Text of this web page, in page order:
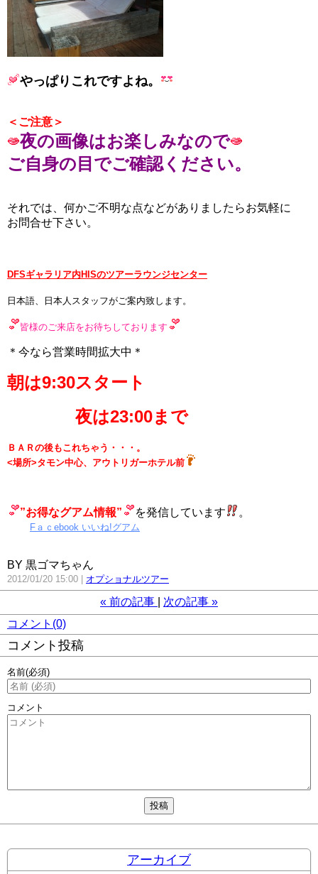
やっぱりこれですよね。
＜ご注意＞
夜の画像はお楽しみなので
ご自身の目でご確認ください。
それでは、何かご不明な点などがありましたらお気軽に
お問合せ下さい。
DFSギャラリア内HISのツアーラウンジセンター
日本語、日本人スタッフがご案内致します。
皆様のご来店をお待ちしております
＊今なら営業時間拡大中＊
朝は9:30スタート
夜は23:00まで
ＢＡＲの後もこれちゃう・・・。
<場所>タモン中心、アウトリガーホテル前
”お得なグアム情報” を発信しています 。
Fａｃebook いいね!グアム
BY 黒ゴマちゃん
2012/01/20 15:00 オプショナルツアー
« 前の記事 次の記事 »
コメント(0)
コメント投稿
名前(必須)
コメント
アーカイブ